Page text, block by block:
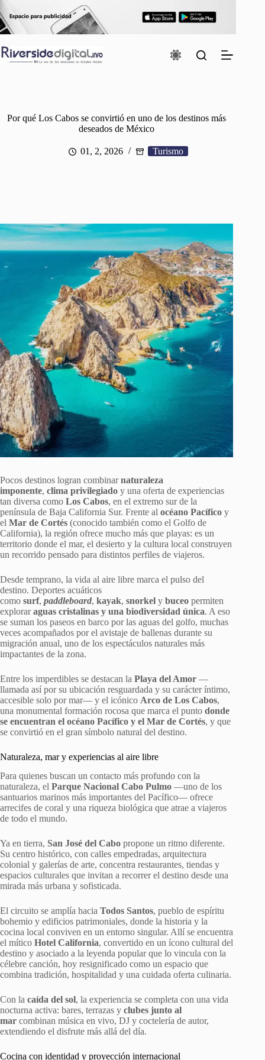
al
contenido
Por qué Los Cabos se convirtió en uno de los destinos más
deseados de México
01, 2, 2026 Turismo
Pocos destinos logran combinarnaturaleza
imponente, clima privilegiado y una oferta de experiencias
tan diversa como Los Cabos, en el extremo sur de la
península de Baja California Sur. Frente al océano Pacífico y
el Mar de Cortés (conocido también como el Golfo de
California), la región ofrece mucho más que playas: es un
territorio donde el mar, el desierto y la cultura local construyen
un recorrido pensado para distintos perfiles de viajeros.
Desde temprano, la vida al aire libre marca el pulso del
destino. Deportes acuáticos
como surf, paddleboard, kayak, snorkel y buceo permiten
exploraraguas cristalinas y una biodiversidad única. A eso
se suman los paseos en barco por las aguas del golfo, muchas
veces acompañados por el avistaje de ballenas durante su
migración anual, uno de los espectáculos naturales más
impactantes de la zona.
Entre los imperdibles se destacan la Playa del Amor —
llamada así por su ubicación resguardada y su carácter íntimo,
accesible solo por mar— y el icónico Arco de Los Cabos,
una monumental formación rocosa que marca el punto donde
se encuentran el océano Pacífico y el Mar de Cortés, y que
se convirtió en el gran símbolo natural del destino.
Naturaleza, mar y experiencias al aire libre
Para quienes buscan un contacto más profundo con la
naturaleza, el Parque Nacional Cabo Pulmo —uno de los
santuarios marinos más importantes del Pacífico— ofrece
arrecifes de coral y una riqueza biológica que atrae a viajeros
de todo el mundo.
Ya en tierra, San José del Cabo propone un ritmo diferente.
Su centro histórico, con calles empedradas, arquitectura
colonial y galerías de arte, concentra restaurantes, tiendas y
espacios culturales que invitan a recorrer el destino desde una
mirada más urbana y sofisticada.
El circuito se amplía hacia Todos Santos, pueblo de espíritu
bohemio y edificios patrimoniales, donde la historia y la
cocina local conviven en un entorno singular. Allí se encuentra
el mítico Hotel California, convertido en un ícono cultural del
destino y asociado a la leyenda popular que lo vincula con la
célebre canción, hoy resignificado como un espacio que
combina tradición, hospitalidad y una cuidada oferta culinaria.
Con la caída del sol, la experiencia se completa con una vida
nocturna activa: bares, terrazas y clubes junto al
mar combinan música en vivo, DJ y coctelería de autor,
extendiendo el disfrute más allá del día.
Cocina con identidad y proyección internacional